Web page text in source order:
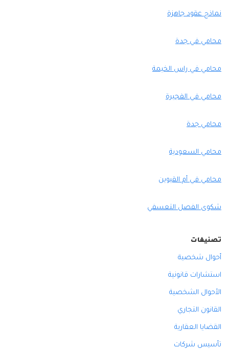
نماذج عقود جاهزة
محامي في جدة
محامي في راس الخيمة
محامي في الفجيرة
محامي جدة
محامي السعودية
محامي في أم القيوين
شكوى الفصل التعسفي
تصنيفات
أحوال شخصية
استشارات قانونية
الأحوال الشخصية
القانون التجاري
القضايا العقارية
تأسيس شركات